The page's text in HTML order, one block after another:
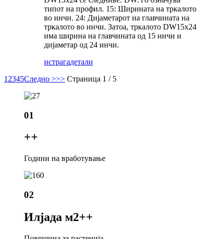
типот на профил. 15: Ширината на тркалото
во инчи. 24: Дијаметарот на главчината на
тркалото во инчи. Затоа, тркалото DW15x24
има ширина на главчината од 15 инчи и
дијаметар од 24 инчи.
истрагадетали
1 2345Следно >>> Страница 1 / 5
01
++
Години на вработување
02
Илјада м2++